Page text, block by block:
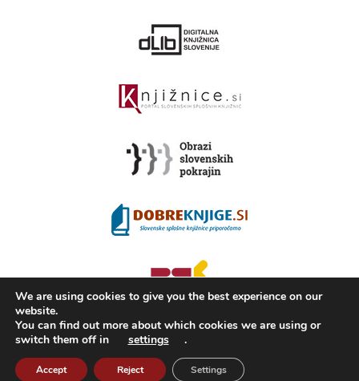
2008 - 2026 ©KAMRA, Production: TrueCAD d.o.o.
About Kamra Terms of use ISSN 2350-5559
We are using cookies to give you the best experience on our
website.
You can find out more about which cookies we are using or
switch them off in
settings .
Accept Reject Settings